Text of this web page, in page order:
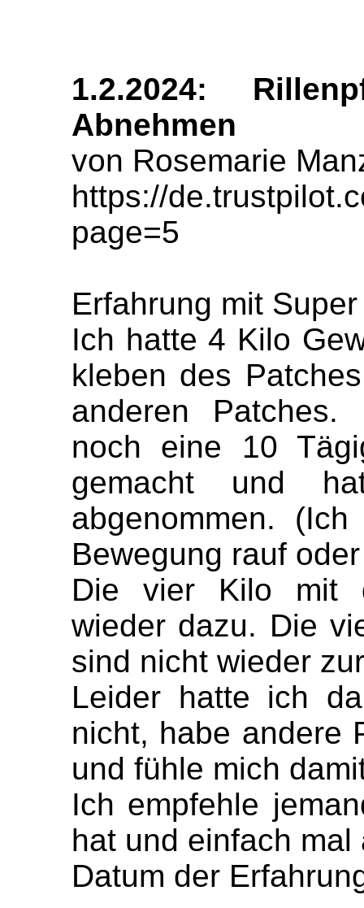
1.2.2024:
Abnehmen
von Rosemarie
https://
page=5
Erfahrung mit
Ich hatte 4 Kilo
kleben des
anderen
noch eine 10
gemacht und
abgenommen.
Bewegung rauf
Die vier Kilo mit
wieder dazu. Die
sind nicht wieder
Leider hatte ich
nicht, habe andere
und fühle mich
Ich empfehle
hat und einfach
Datum der